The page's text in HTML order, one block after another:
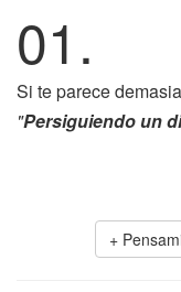
01.
Si te parece
"Persiguiendo un
+